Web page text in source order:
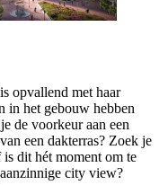
opvallend met haar
in het gebouw hebben
de voorkeur aan een
een dakterras? Zoek je
dit hét moment om te
city view?